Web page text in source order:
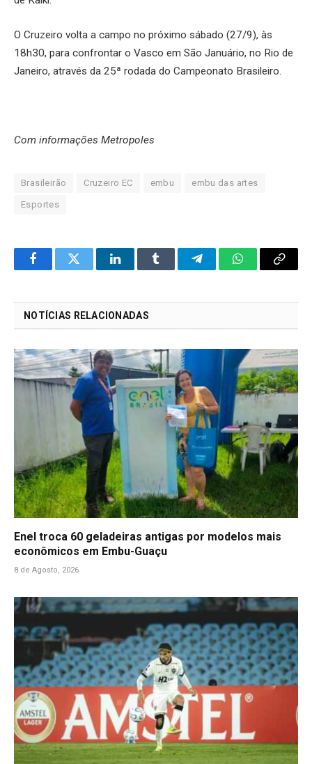
O Cruzeiro volta a campo no próximo sábado (27/9), às
18h30, para confrontar o Vasco em São Januário, no Rio de
Janeiro, através da 25ª rodada do Campeonato Brasileiro.
Com informações Metropoles
Brasileirão Cruzeiro EC embu embu das artes
Esportes
FacebookTwitter LinkedInTumblr TelegramWhatsApp
Copy
NOTÍCIAS RELACIONADAS
Enel troca 60 geladeiras antigas por modelos mais
econômicos em Embu-Guaçu
8 de Agosto, 2026